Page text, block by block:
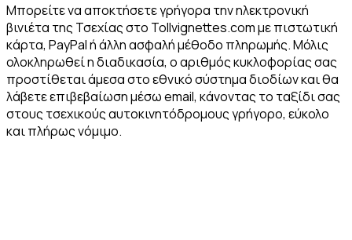
Μπορείτε να αποκτήσετε γρήγορα την ηλεκτρονική
βινιέτα της Τσεχίας στο Tollvignettes.com με πιστωτική
κάρτα, PayPal ή άλλη ασφαλή μέθοδο πληρωμής. Μόλις
ολοκληρωθεί η διαδικασία, ο αριθμός κυκλοφορίας σας
προστίθεται άμεσα στο εθνικό σύστημα διοδίων και θα
λάβετε επιβεβαίωση μέσω email, κάνοντας το ταξίδι σας
στους τσεχικούς αυτοκινητόδρομους γρήγορο, εύκολο
και πλήρως νόμιμο.